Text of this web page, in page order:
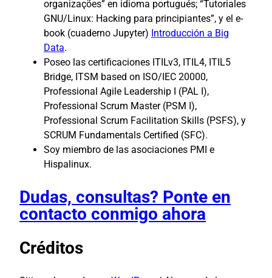
organizações” en idioma portugués; “Tutoriales
GNU/Linux: Hacking para principiantes”, y el e-
book (cuaderno Jupyter) Introducción a Big
Data.
Poseo las certificaciones ITILv3, ITIL4, ITIL5
Bridge, ITSM based on ISO/IEC 20000,
Professional Agile Leadership I (PAL I),
Professional Scrum Master (PSM I),
Professional Scrum Facilitation Skills (PSFS), y
SCRUM Fundamentals Certified (SFC).
Soy miembro de las asociaciones PMI e
Hispalinux.
Dudas, consultas? Ponte en
contacto conmigo ahora
Créditos